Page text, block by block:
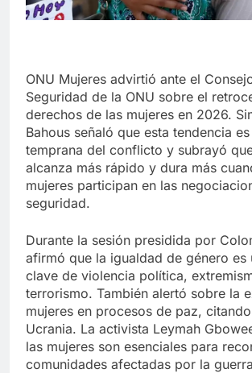
ONU Mujeres advirtió ante el
Seguridad de la ONU sobre el
derechos de las mujeres en 2026.
Bahous señaló que esta tendencia
temprana del conflicto y subrayó
alcanza más rápido y dura más
mujeres participan en las
seguridad.
Durante la sesión presidida por
afirmó que la igualdad de género es
clave de violencia política,
terrorismo. También alertó sobre la
mujeres en procesos de paz,
Ucrania. La activista Leymah
las mujeres son esenciales para
comunidades afectadas por la